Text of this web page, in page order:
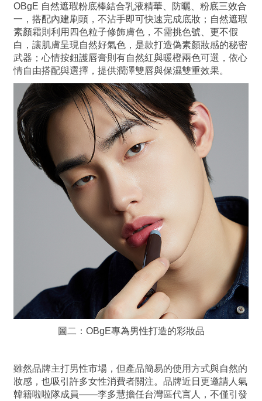
OBgE 自然遮瑕粉底棒結合乳液精華、防曬、粉底三效合
一，搭配內建刷頭，不沾手即可快速完成底妝；自然遮瑕
素顏霜則利用四色粒子修飾膚色，不需挑色號、更不假
白，讓肌膚呈現自然好氣色，是款打造偽素顏妝感的秘密
武器；心情按鈕護唇膏則有自然紅與暖橙兩色可選，依心
情自由搭配與選擇，提供潤澤雙唇與保濕雙重效果。
圖二：OBgE專為男性打造的彩妝品
雖然品牌主打男性市場，但產品簡易的使用方式與自然的
妝感，也吸引許多女性消費者關注。品牌近日更邀請人氣
韓籍啦啦隊成員——李多慧擔任台灣區代言人，不僅引發